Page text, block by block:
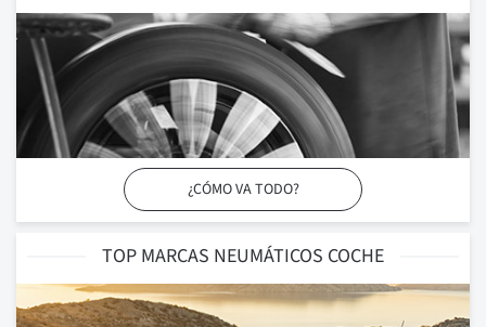
¿CÓMO VA TODO?
TOP MARCAS NEUMÁTICOS COCHE